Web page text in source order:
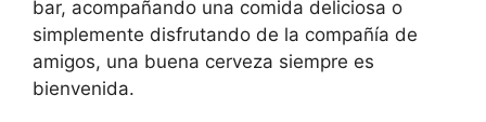
bar, acompañando una comida deliciosa o
simplemente disfrutando de la compañía de
amigos, una buena cerveza siempre es
bienvenida.